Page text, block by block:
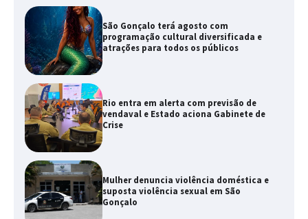
São Gonçalo terá agosto com
programação cultural diversificada e
atrações para todos os públicos
Rio entra em alerta com previsão de
vendaval e Estado aciona Gabinete de
Crise
Mulher denuncia violência doméstica e
suposta violência sexual em São
Gonçalo